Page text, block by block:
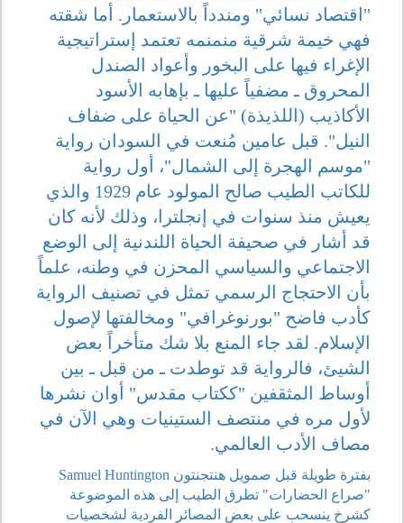
"اقتصاد نسائي" ومندداً بالاستعمار. أما شقته
فهي خيمة شرقية منمنمه تعتمد إستراتيجية
الإغراء فيها على البخور وأعواد الصندل
المحروق ـ مضفياً عليها ـ بإهابه الأسود
الأكاذيب (اللذيذة) "عن الحياة على ضفاف
النيل". قبل عامين مُنعت في السودان رواية
"موسم الهجرة إلى الشمال"، أول رواية
للكاتب الطيب صالح المولود عام 1929 والذي
يعيش منذ سنوات في إنجلترا، وذلك لأنه كان
قد أشار في صحيفة الحياة اللندنية إلى الوضع
الاجتماعي والسياسي المحزن في وطنه، علماً
بأن الاحتجاج الرسمي تمثل في تصنيف الرواية
كأدب فاضح "بورنوغرافي" ومخالفتها لإصول
الإسلام. لقد جاء المنع بلا شك متأخراً بعض
الشيئ، فالرواية قد توطدت ـ من قبل ـ بين
أوساط المثقفين "ككتاب مقدس" أوان نشرها
لأول مره في منتصف الستينيات وهي الآن في
مصاف الأدب العالمي.
بفترة طويلة قبل صمويل هنتجنتون Samuel Huntington
"صراع الحضارات" تطرق الطيب إلى هذه الموضوعة
كشرخ ينسحب على بعض المصائر الفردية لشخصيات